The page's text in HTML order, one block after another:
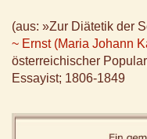
(aus: »Zur Diätetik der
~ Ernst (Maria Johann
österreichischer
Essayist; 1806-1849